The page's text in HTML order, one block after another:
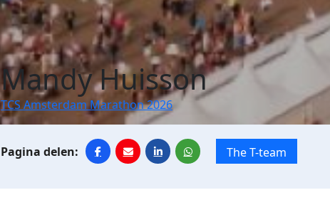
Mandy Huisson
TCS Amsterdam Marathon 2026
The T-team